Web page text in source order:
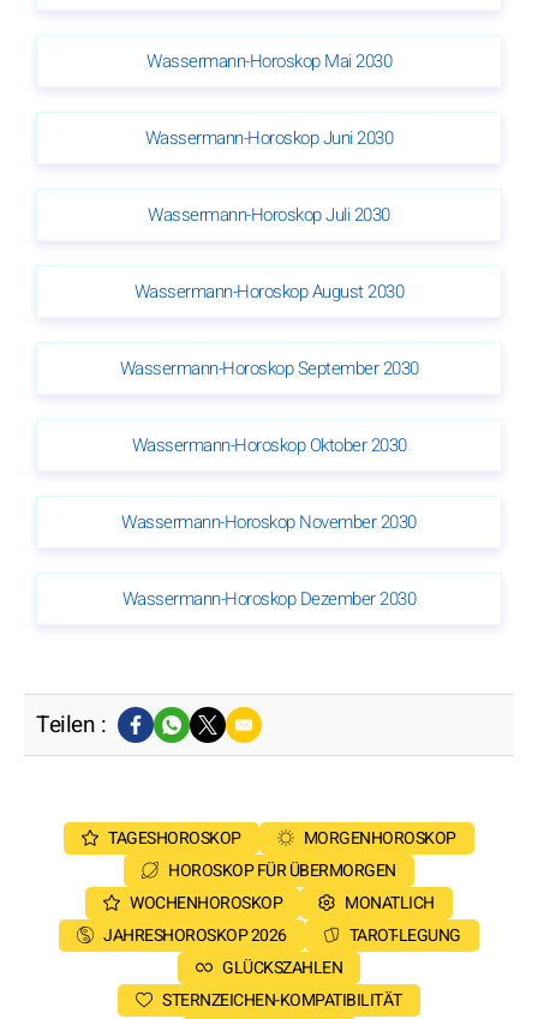
Wassermann-Horoskop Mai 2030
Wassermann-Horoskop Juni 2030
Wassermann-Horoskop Juli 2030
Wassermann-Horoskop August 2030
Wassermann-Horoskop September 2030
Wassermann-Horoskop Oktober 2030
Wassermann-Horoskop November 2030
Wassermann-Horoskop Dezember 2030
Teilen :
TAGESHOROSKOP
MORGENHOROSKOP
HOROSKOP FÜR ÜBERMORGEN
WOCHENHOROSKOP
MONATLICH
JAHRESHOROSKOP 2026
TAROT-LEGUNG
GLÜCKSZAHLEN
STERNZEICHEN-KOMPATIBILITÄT